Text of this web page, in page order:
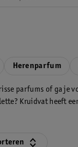
Herenparfum
parfums of ga je
Kruidvat heeft
geschenksets.